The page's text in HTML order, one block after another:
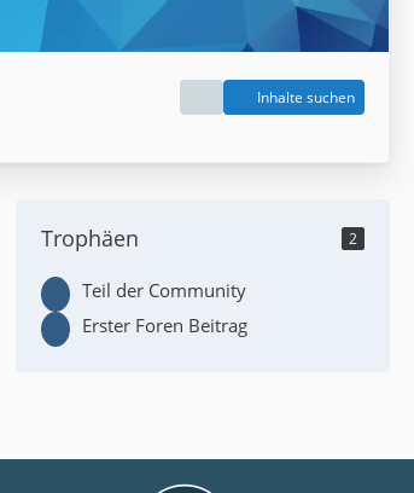
Inhalte suchen
Trophäen 2
Teil der Community
Erster Foren Beitrag